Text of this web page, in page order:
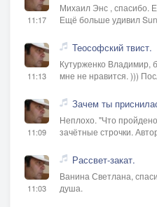
11:17
Михаил Энс , спасибо.
Ещё больше удивил
11:13
Теософский твист.
Кутурженко Владимир,
мне не нравится. )))
11:09
Зачем ты
Неплохо. "Что
зачётные строчки.
11:03
Рассвет-закат.
Ванина Светлана,
душа.